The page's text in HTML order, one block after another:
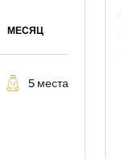
МЕСЯЦ
5 места